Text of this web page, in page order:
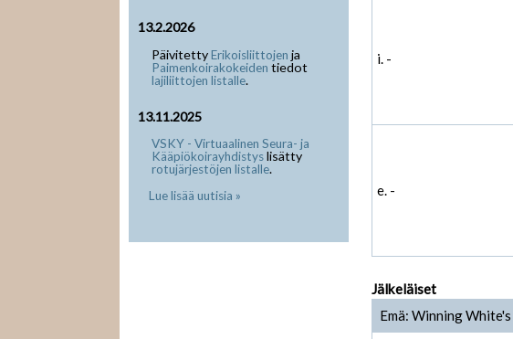
13.2.2026
PäivitettyErikoisliittojen ja
Paimenkoirakokeiden tiedot
lajiliittojen listalle.
13.11.2025
VSKY - Virtuaalinen Seura- ja
Kääpiökoirayhdistyslisätty
rotujärjestöjen listalle.
Lue lisää uutisia »
i. -
e. -
Jälkeläiset
Emä: Winning